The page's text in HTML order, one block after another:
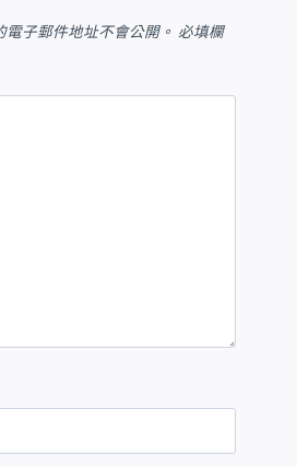
電子郵件地址不會公開。 必填欄